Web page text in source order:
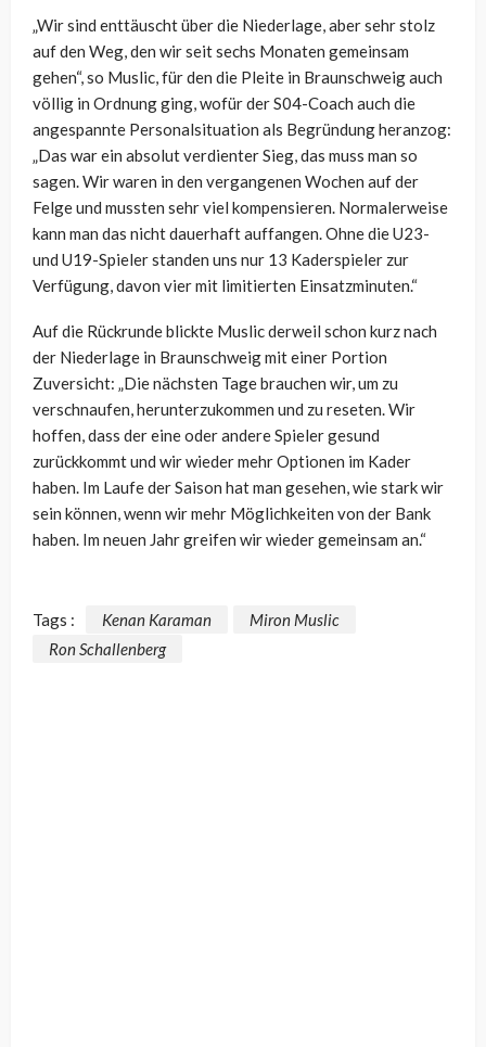
„Wir sind enttäuscht über die Niederlage, aber sehr stolz
auf den Weg, den wir seit sechs Monaten gemeinsam
gehen“, so Muslic, für den die Pleite in Braunschweig auch
völlig in Ordnung ging, wofür der S04-Coach auch die
angespannte Personalsituation als Begründung heranzog:
„Das war ein absolut verdienter Sieg, das muss man so
sagen. Wir waren in den vergangenen Wochen auf der
Felge und mussten sehr viel kompensieren. Normalerweise
kann man das nicht dauerhaft auffangen. Ohne die U23-
und U19-Spieler standen uns nur 13 Kaderspieler zur
Verfügung, davon vier mit limitierten Einsatzminuten.“
Auf die Rückrunde blickte Muslic derweil schon kurz nach
der Niederlage in Braunschweig mit einer Portion
Zuversicht: „Die nächsten Tage brauchen wir, um zu
verschnaufen, herunterzukommen und zu reseten. Wir
hoffen, dass der eine oder andere Spieler gesund
zurückkommt und wir wieder mehr Optionen im Kader
haben. Im Laufe der Saison hat man gesehen, wie stark wir
sein können, wenn wir mehr Möglichkeiten von der Bank
haben. Im neuen Jahr greifen wir wieder gemeinsam an.“
Tags : Kenan Karaman
Miron Muslic
Ron Schallenberg